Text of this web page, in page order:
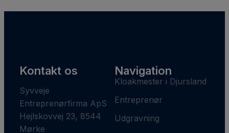
Navigation
Kloakmester i Djursland
Entreprenør
Udgravning
Kontakt os
Syvveje
Entreprenørfirma ApS
Hejlskovvej 23, 8544
Mørke